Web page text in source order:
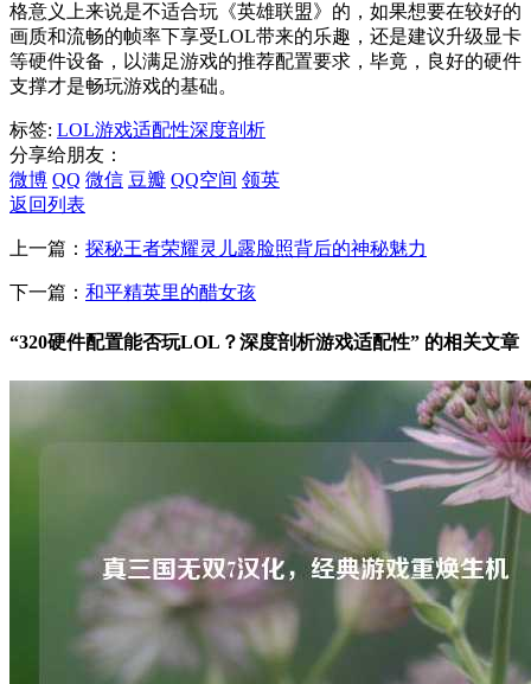
格意义上来说是不适合玩《英雄联盟》的，如果想要在较好的
画质和流畅的帧率下享受LOL带来的乐趣，还是建议升级显卡
等硬件设备，以满足游戏的推荐配置要求，毕竟，良好的硬件
支撑才是畅玩游戏的基础。
标签: LOL游戏适配性深度剖析
分享给朋友：
微博 QQ 微信 豆瓣 QQ空间 领英
返回列表
上一篇： 探秘王者荣耀灵儿露脸照背后的神秘魅力
下一篇： 和平精英里的醋女孩
“320硬件配置能否玩LOL？深度剖析游戏适配性” 的相关文章